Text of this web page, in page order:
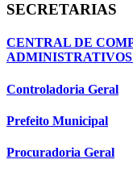
SECRETARIAS
CENTRAL DE
Controladoria Geral
Prefeito Municipal
Procuradoria Geral